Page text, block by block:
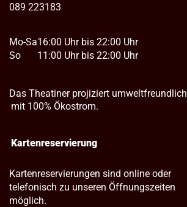
089 223183
Mo-Sa
So
16:00 Uhr bis 22:00 Uhr
11:00 Uhr bis 22:00 Uhr
Das Theatiner projiziert umweltfreundlich
mit 100% Ökostrom.
Kartenreservierung
Kartenreservierungen sind online oder
telefonisch zu unseren Öffnungszeiten
möglich.